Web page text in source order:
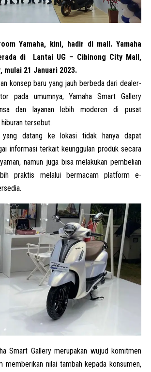
Yamaha, kini, hadir di mall. Yamaha
di Lantai UG – Cibinong City Mall,
mulai 21 Januari 2023.
konsep baru yang jauh berbeda dari dealer-
pada umumnya, Yamaha Smart Gallery
dan layanan lebih moderen di pusat
tersebut.
yang datang ke lokasi tidak hanya dapat
informasi terkait keunggulan produk secara
namun juga bisa melakukan pembelian
praktis melalui bermacam platform e-
Smart Gallery merupakan wujud komitmen
memberikan nilai tambah kepada konsumen,